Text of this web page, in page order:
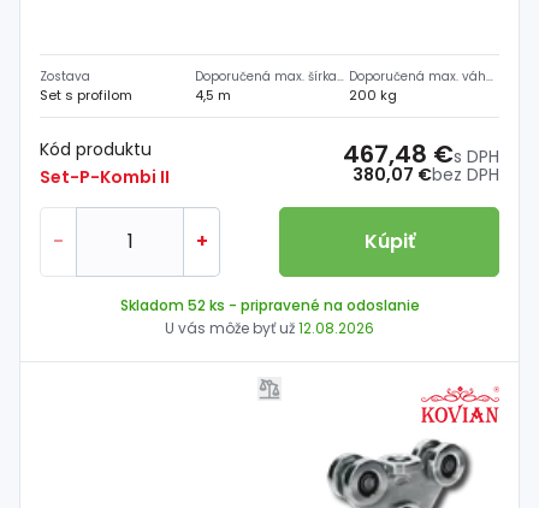
Zostava
Set s profilom
Doporučená max. šírka prejazdu
4,5 m
Doporučená max. váha brány
200 kg
Kód produktu
Set-P-Kombi II
380,07 €bez DPH
467,48 €s DPH
- + Kúpiť
Skladom 52 ks - pripravené na odoslanie
U vás môže byť už12.08.2026